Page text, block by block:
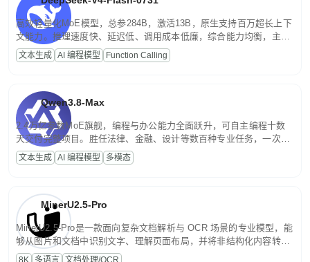
高效轻量化MoE模型，总参284B，激活13B，原生支持百万超长上下
文能力。推理速度快、延迟低、调用成本低廉，综合能力均衡，主打
高并发、轻量化任务，适合日常对话、内容创作、基础 RAG、批量
文案处理等普惠刚需场景。
文本生成 AI 编程模型 Function Calling
Qwen3.8-Max
2.4万亿参数MoE旗舰，编程与办公能力全面跃升，可自主编程十数
天交付完整项目。胜任法律、金融、设计等数百种专业任务，一次对
话端到端交付生产级成果。原生视觉理解贯穿规划、执行与验证全流
程，支持超长文档与长视频的深度语义解析。长程任务中自主规划与
文本生成 AI 编程模型 多模态
MinerU2.5-Pro
MinerU2.5-Pro是一款面向复杂文档解析与 OCR 场景的专业模型，能
够从图片和文档中识别文字、理解页面布局，并将非结构化内容转换
为便于存储、检索和二次处理的结构化结果。
8K 多语言 文档处理/OCR